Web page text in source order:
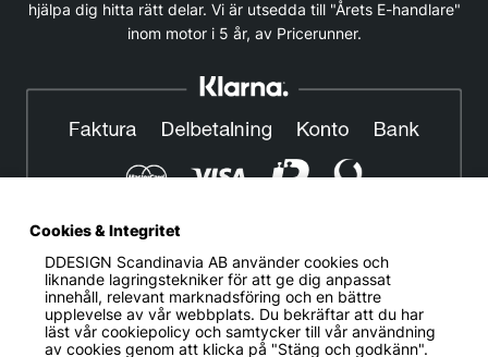
hjälpa dig hitta rätt delar. Vi är utsedda till "Årets E-handlare"
inom motor i 5 år, av Pricerunner.
© DDESIGN. Alla rättigheter reserverade.
Om oss|Privacy policy|Cookiepolicy|Köp- och
leveransvillkor
Telefonnummer: 019-507 40 01
Cookies & Integritet
DDESIGN Scandinavia ABanvänder cookies och
liknande lagringstekniker för att ge dig anpassat
innehåll, relevant marknadsföring och en bättre
upplevelse av vår webbplats. Du bekräftar att du har
läst vår cookiepolicy och samtycker till vår användning
av cookies genom att klicka på "Stäng och godkänn".